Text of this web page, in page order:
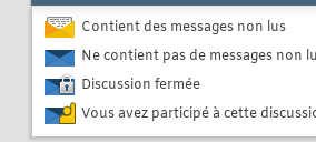
Contient des messages non lus
Ne contient pas de messages non
Discussion fermée
Vous avez participé à cette